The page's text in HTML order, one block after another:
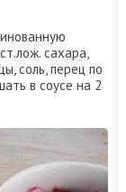
сахара,
соль, перец по
в соусе на 2